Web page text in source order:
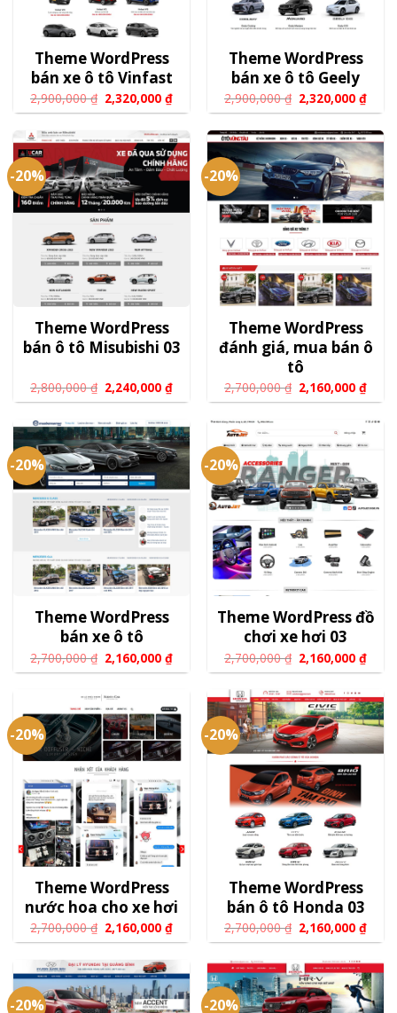
Theme WordPress
bán xe ô tô Vinfast
2,900,000₫ 2,320,000₫
Theme WordPress
bán xe ô tô Geely
2,900,000₫ 2,320,000₫
-20%
Theme WordPress
bán ô tô Misubishi 03
2,800,000₫ 2,240,000₫
-20%
Theme WordPress
đánh giá, mua bán ô
tô
2,700,000₫ 2,160,000₫
-20%
Theme WordPress
bán xe ô tô
2,700,000₫ 2,160,000₫
-20%
Theme WordPress đồ
chơi xe hơi 03
2,700,000₫ 2,160,000₫
-20%
Theme WordPress
nước hoa cho xe hơi
2,700,000₫ 2,160,000₫
-20%
Theme WordPress
bán ô tô Honda 03
2,700,000₫ 2,160,000₫
-20% -20%